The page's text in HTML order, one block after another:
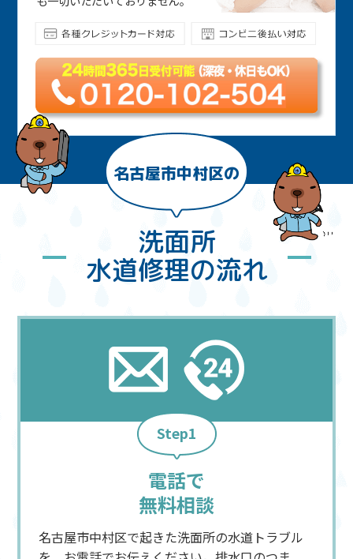
名古屋市中村区の
洗面所
水道修理の流れ
Step1
電話で
無料相談
名古屋市中村区で起きた洗面所の水道トラブル